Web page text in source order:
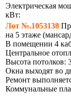
Электрическая
кВт:
Лот №.1053138
на 5 этаже
В помещении 4
Центральное
Высота потолков:
Окна выходят во
Ремонт
Коммунальные